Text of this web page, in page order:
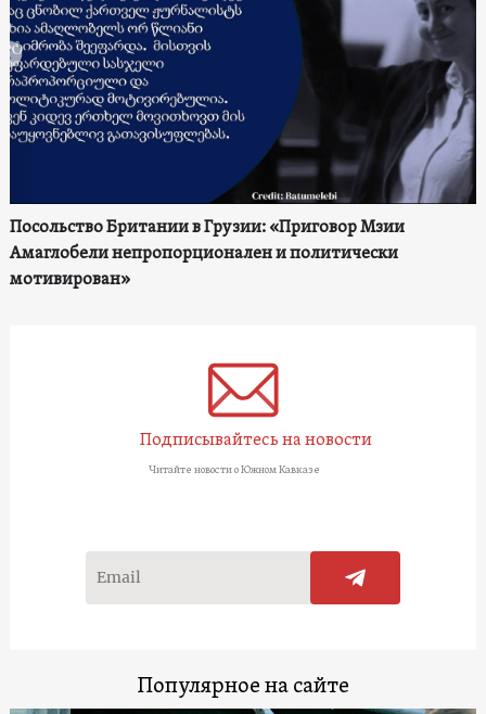
Посольство Британии в Грузии: «Приговор Мзии
Амаглобели непропорционален и политически
мотивирован»
Подписывайтесь на новости
Читайте новости о Южном Кавказе
Популярное на сайте